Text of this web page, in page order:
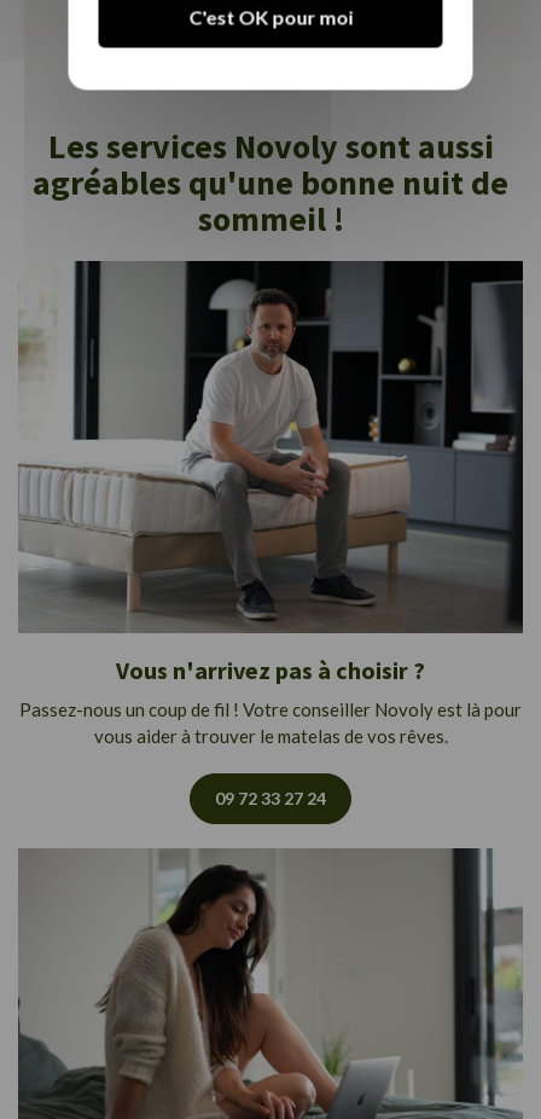
Les services Novoly sont aussi
agréables qu'une bonne nuit de
sommeil !
Vous n'arrivez pas à choisir ?
Passez-nous un coup de fil ! Votre conseiller Novoly est là pour
vous aider à trouver le matelas de vos rêves.
09 72 33 27 24
C'est OK pour moi